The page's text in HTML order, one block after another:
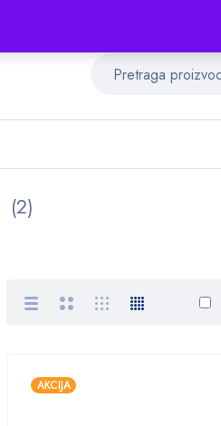
(2)
AKCIJA